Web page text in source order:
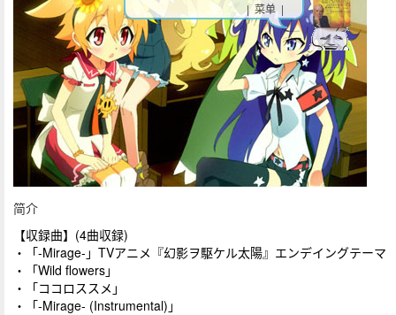
简介
【収録曲】(4曲収録)
・「‐Mirage‐」TVアニメ『幻影ヲ駆ケル太陽』エンデイングテーマ
・「Wild flowers」
・「ココロススメ」
・「‐Mirage‐ (Instrumental)」
| 菜单 |